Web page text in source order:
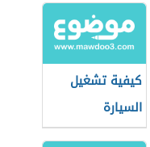
كيفية تشغيل
السيارة
الأوتوماتيك عند